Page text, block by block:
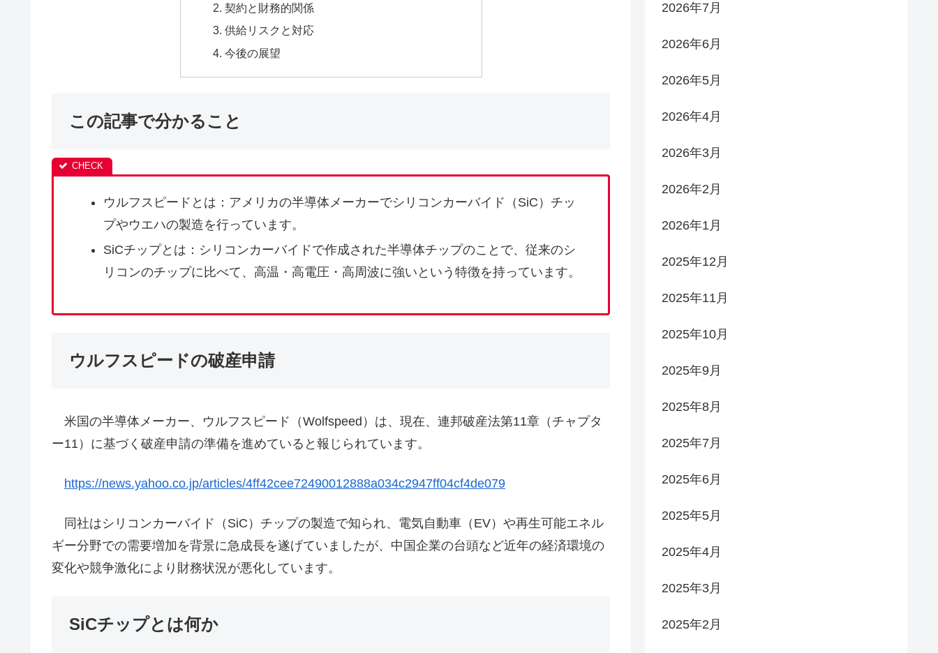
契約と財務的関係
供給リスクと対応
今後の展望
この記事で分かること
ウルフスピードとは：アメリカの半導体メーカーでシリコンカーバイド（SiC）チッ
プやウエハの製造を行っています。
SiCチップとは：シリコンカーバイドで作成された半導体チップのことで、従来のシ
リコンのチップに比べて、高温・高電圧・高周波に強いという特徴を持っています。
ウルフスピードの破産申請
米国の半導体メーカー、ウルフスピード（Wolfspeed）は、現在、連邦破産法第11章（チャプタ
ー11）に基づく破産申請の準備を進めていると報じられています。
https://news.yahoo.co.jp/articles/4ff42cee72490012888a034c2947ff04cf4de079
同社はシリコンカーバイド（SiC）チップの製造で知られ、電気自動車（EV）や再生可能エネル
ギー分野での需要増加を背景に急成長を遂げていましたが、中国企業の台頭など近年の経済環境の
変化や競争激化により財務状況が悪化しています。
SiCチップとは何か
2026年7月
2026年6月
2026年5月
2026年4月
2026年3月
2026年2月
2026年1月
2025年12月
2025年11月
2025年10月
2025年9月
2025年8月
2025年7月
2025年6月
2025年5月
2025年4月
2025年3月
2025年2月